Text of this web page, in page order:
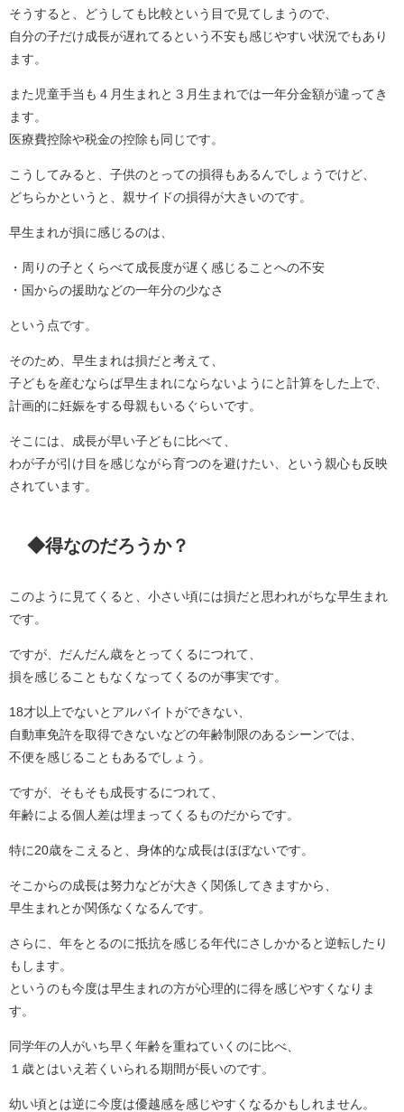
そうすると、どうしても比較という目で見てしまうので、
自分の子だけ成長が遅れてるという不安も感じやすい状況でもあり
ます。
また児童手当も４月生まれと３月生まれでは一年分金額が違ってき
ます。
医療費控除や税金の控除も同じです。
こうしてみると、子供のとっての損得もあるんでしょうでけど、
どちらかというと、親サイドの損得が大きいのです。
早生まれが損に感じるのは、
・周りの子とくらべて成長度が遅く感じることへの不安
・国からの援助などの一年分の少なさ
という点です。
そのため、早生まれは損だと考えて、
子どもを産むならば早生まれにならないようにと計算をした上で、
計画的に妊娠をする母親もいるぐらいです。
そこには、成長が早い子どもに比べて、
わが子が引け目を感じながら育つのを避けたい、という親心も反映
されています。
◆得なのだろうか？
このように見てくると、小さい頃には損だと思われがちな早生まれ
です。
ですが、だんだん歳をとってくるにつれて、
損を感じることもなくなってくるのが事実です。
18才以上でないとアルバイトができない、
自動車免許を取得できないなどの年齢制限のあるシーンでは、
不便を感じることもあるでしょう。
ですが、そもそも成長するにつれて、
年齢による個人差は埋まってくるものだからです。
特に20歳をこえると、身体的な成長はほぼないです。
そこからの成長は努力などが大きく関係してきますから、
早生まれとか関係なくなるんです。
さらに、年をとるのに抵抗を感じる年代にさしかかると逆転したり
もします。
というのも今度は早生まれの方が心理的に得を感じやすくなりま
す。
同学年の人がいち早く年齢を重ねていくのに比べ、
１歳とはいえ若くいられる期間が長いのです。
幼い頃とは逆に今度は優越感を感じやすくなるかもしれません。